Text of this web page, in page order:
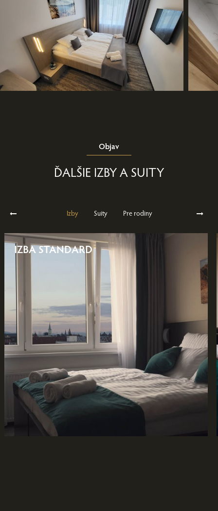
Objav
ĎALŠIE IZBY A SUITY
Izby Suity Pre rodiny
IZBA STANDARD